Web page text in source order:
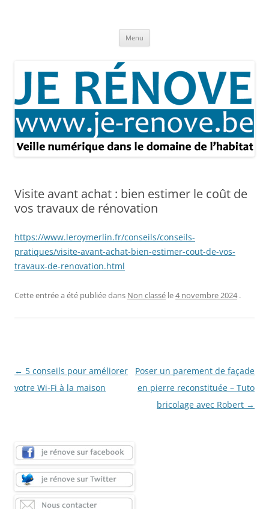
Menu
Visite avant achat : bien estimer le coût de
vos travaux de rénovation
https://www.leroymerlin.fr/conseils/conseils-
pratiques/visite-avant-achat-bien-estimer-cout-de-vos-
travaux-de-renovation.html
Cette entrée a été publiée dans Non classé le4 novembre 2024 .
Navigation
des
← 5 conseils pour améliorer
votre Wi-Fi à la maison
Poser un parement de façade
en pierre reconstituée – Tuto
bricolage avec Robert →